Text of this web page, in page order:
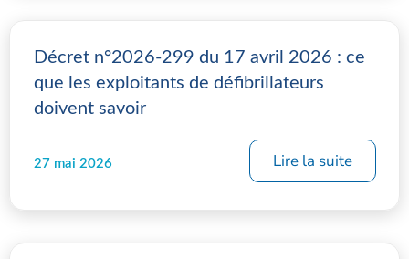
Décret n°2026-299 du 17 avril 2026 : ce
que les exploitants de défibrillateurs
doivent savoir
27 mai 2026 Lire la suite